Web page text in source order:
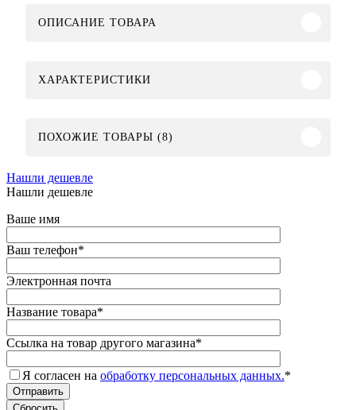
ОПИСАНИЕ ТОВАРА
ХАРАКТЕРИСТИКИ
ПОХОЖИЕ ТОВАРЫ (8)
Нашли дешевле
Нашли дешевле
Ваше имя
Ваш телефон*
Электронная почта
Название товара*
Ссылка на товар другого магазина*
Я согласен на обработку персональных данных.*